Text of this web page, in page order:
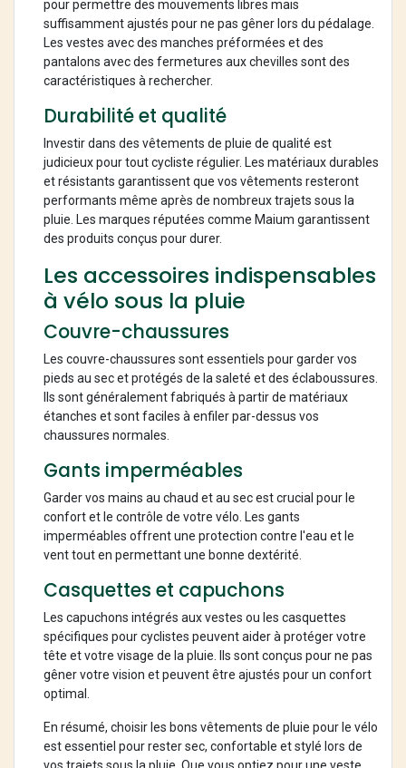
pour permettre des mouvements libres mais
suffisamment ajustés pour ne pas gêner lors du pédalage.
Les vestes avec des manches préformées et des
pantalons avec des fermetures aux chevilles sont des
caractéristiques à rechercher.
Durabilité et qualité
Investir dans des vêtements de pluie de qualité est
judicieux pour tout cycliste régulier. Les matériaux durables
et résistants garantissent que vos vêtements resteront
performants même après de nombreux trajets sous la
pluie. Les marques réputées comme Maium garantissent
des produits conçus pour durer.
Les accessoires indispensables
à vélo sous la pluie
Couvre-chaussures
Les couvre-chaussures sont essentiels pour garder vos
pieds au sec et protégés de la saleté et des éclaboussures.
Ils sont généralement fabriqués à partir de matériaux
étanches et sont faciles à enfiler par-dessus vos
chaussures normales.
Gants imperméables
Garder vos mains au chaud et au sec est crucial pour le
confort et le contrôle de votre vélo. Les gants
imperméables offrent une protection contre l'eau et le
vent tout en permettant une bonne dextérité.
Casquettes et capuchons
Les capuchons intégrés aux vestes ou les casquettes
spécifiques pour cyclistes peuvent aider à protéger votre
tête et votre visage de la pluie. Ils sont conçus pour ne pas
gêner votre vision et peuvent être ajustés pour un confort
optimal.
En résumé, choisir les bons vêtements de pluie pour le vélo
est essentiel pour rester sec, confortable et stylé lors de